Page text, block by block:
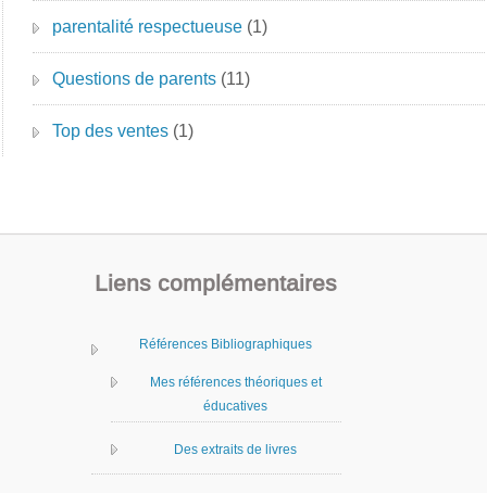
parentalité respectueuse (1)
Questions de parents (11)
Top des ventes (1)
Liens complémentaires
Références Bibliographiques
Mes références théoriques et
éducatives
Des extraits de livres